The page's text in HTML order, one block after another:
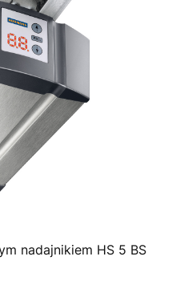
nadajnikiem HS 5 BS